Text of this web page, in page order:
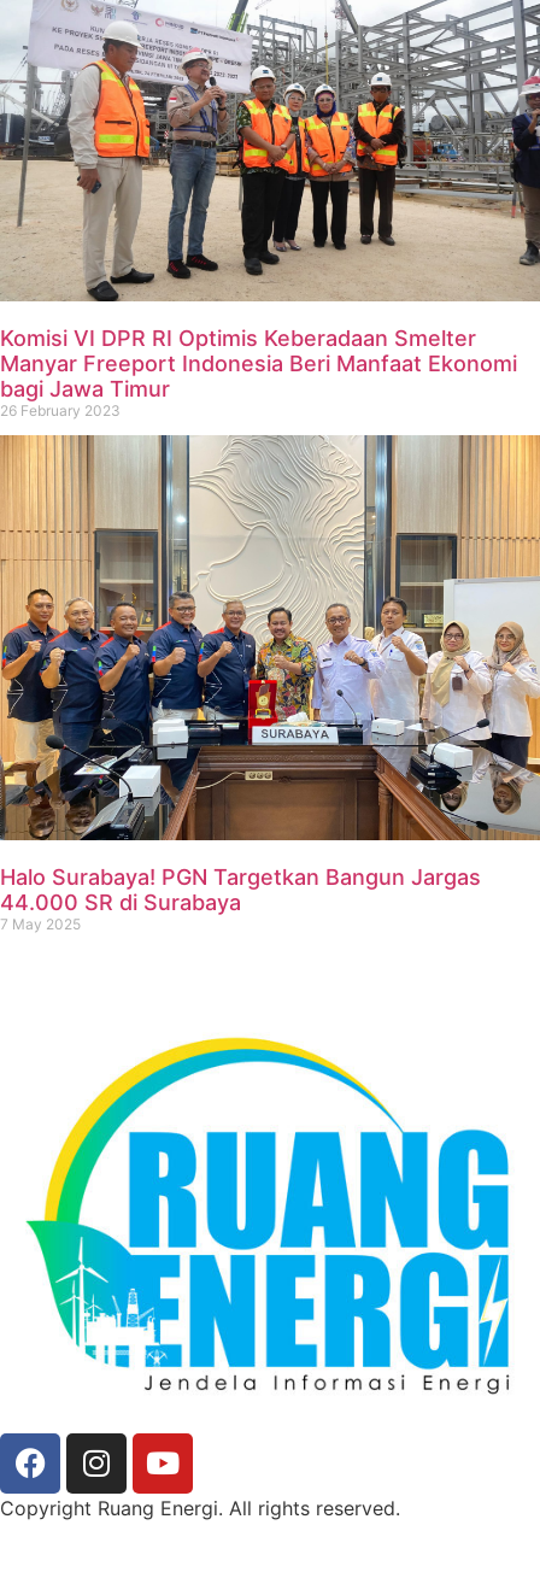
Komisi VI DPR RI Optimis Keberadaan Smelter
Manyar Freeport Indonesia Beri Manfaat Ekonomi
bagi Jawa Timur
26 February 2023
Halo Surabaya! PGN Targetkan Bangun Jargas
44.000 SR di Surabaya
7 May 2025
Copyright Ruang Energi. All rights reserved.